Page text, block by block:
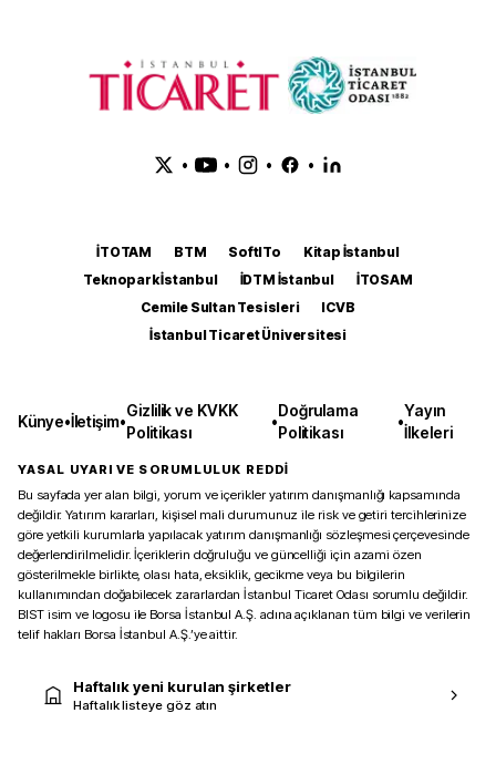
• • • •
İTOTAM BTM SoftITo
Kitap İstanbul
Teknopark İstanbul
İDTM İstanbul
İTOSAM
Cemile Sultan Tesisleri
ICVB
İstanbul Ticaret Üniversitesi
Künye•İletişim•
Gizlilik ve KVKK
Politikası
•
Doğrulama
Politikası
•
Yayın
İlkeleri
YASAL UYARI VE SORUMLULUK REDDİ
Bu sayfada yer alan bilgi, yorum ve içerikler yatırım danışmanlığı kapsamında
değildir. Yatırım kararları, kişisel mali durumunuz ile risk ve getiri tercihlerinize
göre yetkili kurumlarla yapılacak yatırım danışmanlığı sözleşmesi çerçevesinde
değerlendirilmelidir. İçeriklerin doğruluğu ve güncelliği için azami özen
gösterilmekle birlikte, olası hata, eksiklik, gecikme veya bu bilgilerin
kullanımından doğabilecek zararlardan İstanbul Ticaret Odası sorumlu değildir.
BIST isim ve logosu ile Borsa İstanbul A.Ş. adına açıklanan tüm bilgi ve verilerin
telif hakları Borsa İstanbul A.Ş.’ye aittir.
Haftalık yeni kurulan şirketler
Haftalık listeye göz atın